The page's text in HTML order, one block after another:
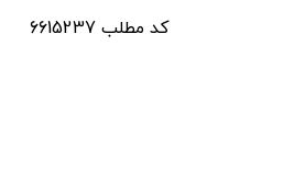
کد مطلب6615237